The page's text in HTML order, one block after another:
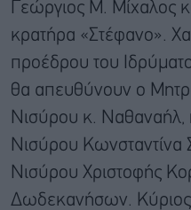
Γεώργιος Μ. Μίχαλος
κρατήρα «Στέφανο».
προέδρου του
θα απευθύνουν ο
Νισύρου κ.
Νισύρου
Νισύρου Χριστοφής
Δωδεκανήσων. Κύριος